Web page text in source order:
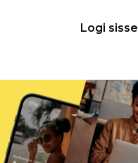
Logi sisse